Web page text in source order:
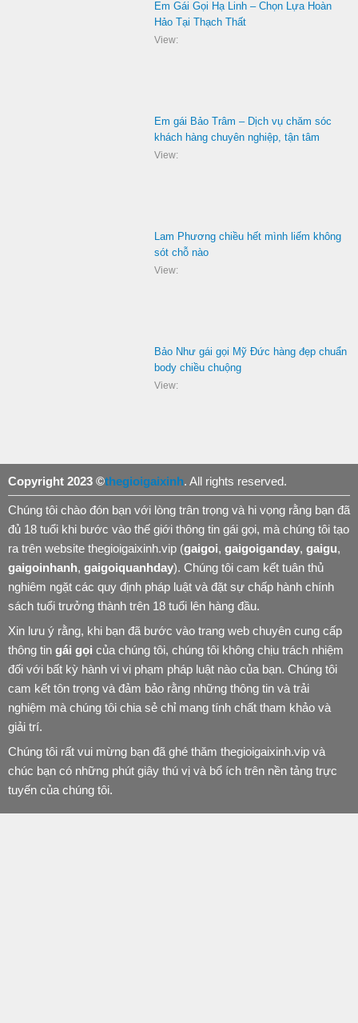
Em Gái Gọi Hạ Linh – Chọn Lựa Hoàn
Hảo Tại Thạch Thất
View:
Em gái Bảo Trâm – Dịch vụ chăm sóc
khách hàng chuyên nghiệp, tận tâm
View:
Lam Phương chiều hết mình liếm không
sót chỗ nào
View:
Bảo Như gái gọi Mỹ Đức hàng đẹp chuẩn
body chiều chuộng
View:
Copyright 2023 ©thegioigaixinh. All rights reserved.
Chúng tôi chào đón bạn với lòng trân trọng và hi vọng rằng bạn đã
đủ 18 tuổi khi bước vào thế giới thông tin gái gọi, mà chúng tôi tạo
ra trên website thegioigaixinh.vip (gaigoi, gaigoiganday, gaigu,
gaigoinhanh, gaigoiquanhday). Chúng tôi cam kết tuân thủ
nghiêm ngặt các quy định pháp luật và đặt sự chấp hành chính
sách tuổi trưởng thành trên 18 tuổi lên hàng đầu.
Xin lưu ý rằng, khi bạn đã bước vào trang web chuyên cung cấp
thông tin gái gọi của chúng tôi, chúng tôi không chịu trách nhiệm
đối với bất kỳ hành vi vi phạm pháp luật nào của bạn. Chúng tôi
cam kết tôn trọng và đảm bảo rằng những thông tin và trải
nghiệm mà chúng tôi chia sẻ chỉ mang tính chất tham khảo và
giải trí.
Chúng tôi rất vui mừng bạn đã ghé thăm thegioigaixinh.vip và
chúc bạn có những phút giây thú vị và bổ ích trên nền tảng trực
tuyến của chúng tôi.